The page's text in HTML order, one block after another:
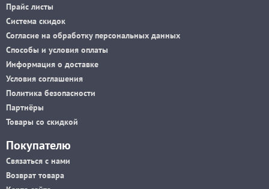
Прайс листы
Система скидок
Согласие на обработку персональных данных
Способы и условия оплаты
Информация о доставке
Условия соглашения
Политика безопасности
Партнёры
Товары со скидкой
Покупателю
Связаться с нами
Возврат товара